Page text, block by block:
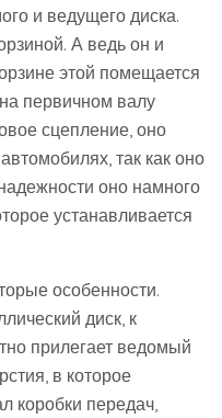
и ведущего диска.
А ведь он и
этой помещается
первичном валу
сцепление, оно
так как оно
оно намного
устанавливается
особенности.
диск, к
прилегает ведомый
в которое
коробки передач,